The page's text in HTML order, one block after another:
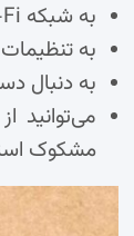
به شبکه Wi-Fi ارائه شده توسط محل اقامت متصل شوید.
به تنظیمات Wi-Fi بروید و لیست دستگاه‌های متصل را بررسی کنید.
به دنبال
مشکوک